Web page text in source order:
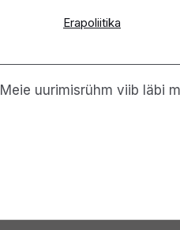
Erapoliitika
Meie uurimisrühm viib läbi